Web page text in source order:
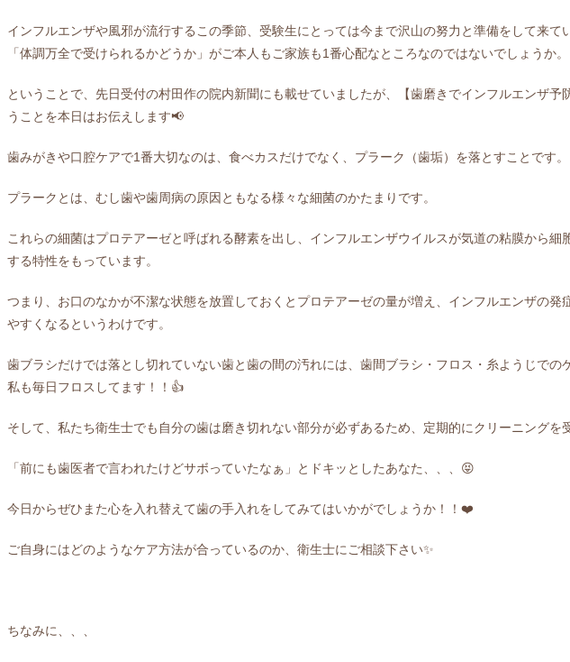
インフルエンザや風邪が流行するこの季節、受験生にとっては今まで沢山の努力と準備をして来て
「体調万全で受けられるかどうか」がご本人もご家族も1番心配なところなのではないでしょうか。
ということで、先日受付の村田作の院内新聞にも載せていましたが、【歯磨きでインフルエンザ予
うことを本日はお伝えします📢
歯みがきや口腔ケアで1番大切なのは、食べカスだけでなく、プラーク（歯垢）を落とすことです。
プラークとは、むし歯や歯周病の原因ともなる様々な細菌のかたまりです。
これらの細菌はプロテアーゼと呼ばれる酵素を出し、インフルエンザウイルスが気道の粘膜から細
する特性をもっています。
つまり、お口のなかが不潔な状態を放置しておくとプロテアーゼの量が増え、インフルエンザの発
やすくなるというわけです。
歯ブラシだけでは落とし切れていない歯と歯の間の汚れには、歯間ブラシ・フロス・糸ようじでの
私も毎日フロスしてます！！👍
そして、私たち衛生士でも自分の歯は磨き切れない部分が必ずあるため、定期的にクリーニングを
「前にも歯医者で言われたけどサボっていたなぁ」とドキッとしたあなた、、、😝
今日からぜひまた心を入れ替えて歯の手入れをしてみてはいかがでしょうか！！❤️
ご自身にはどのようなケア方法が合っているのか、衛生士にご相談下さい✨
ちなみに、、、